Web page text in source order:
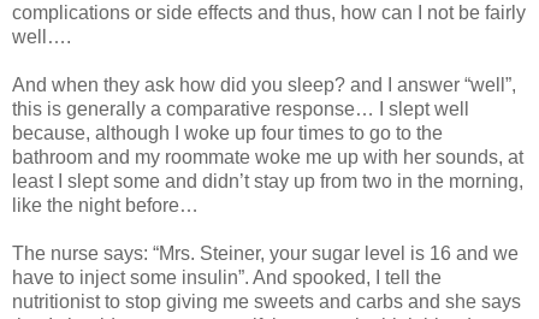
complications or side effects and thus, how can I not be fairly
well….
And when they ask how did you sleep? and I answer “well”,
this is generally a comparative response… I slept well
because, although I woke up four times to go to the
bathroom and my roommate woke me up with her sounds, at
least I slept some and didn’t stay up from two in the morning,
like the night before…
The nurse says: “Mrs. Steiner, your sugar level is 16 and we
have to inject some insulin”. And spooked, I tell the
nutritionist to stop giving me sweets and carbs and she says